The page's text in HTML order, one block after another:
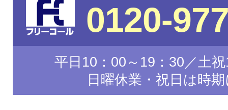
0120-
平日10：00～19：30／土
日曜休業・祝日は時